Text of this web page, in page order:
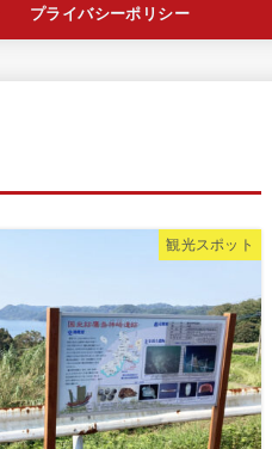
プライバシーポリシー
観光スポット